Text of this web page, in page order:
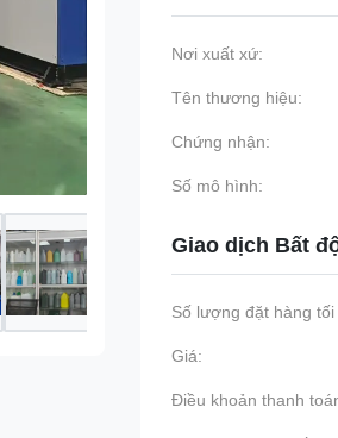
Nơi xuất xứ:
Tên thương hiệu:
Chứng nhận:
Số mô hình:
Giao dịch Bất
Số lượng đặt hàng tối
Giá:
Điều khoản thanh